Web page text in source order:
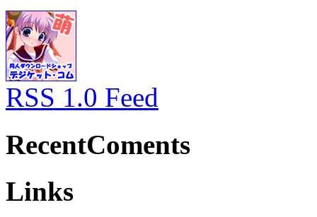
RSS 1.0 Feed
RecentComents
Links